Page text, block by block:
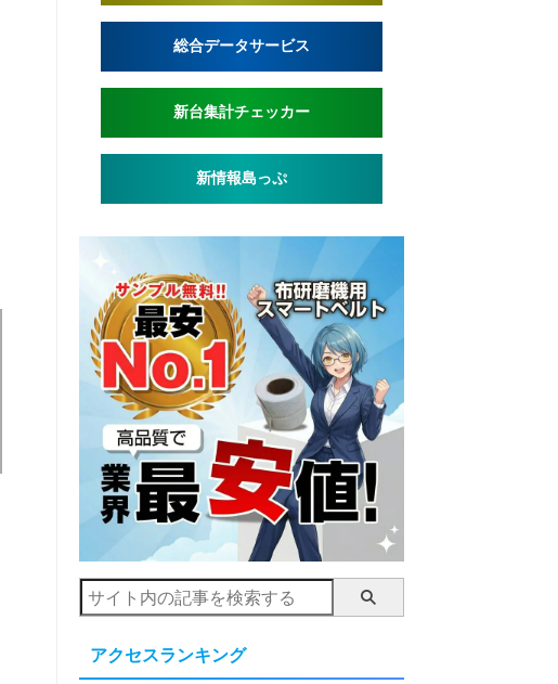
総合データサービス
新台集計チェッカー
新情報島っぷ
アクセスランキング